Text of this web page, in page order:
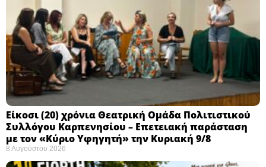
Eίκοσι (20) χρόνια Θεατρική Ομάδα Πολιτιστικού
Συλλόγου Καρπενησίου – Επετειακή παράσταση
με τον «Κύριο Υφηγητή» την Κυριακή 9/8
8 Αυγούστου 2026